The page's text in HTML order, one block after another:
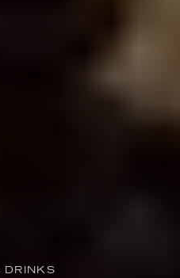
DRINKS